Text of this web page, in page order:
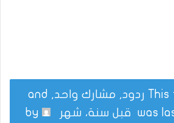
This topic has 0 ردود, مشارك واحد, and
was قبل سنة، شهر